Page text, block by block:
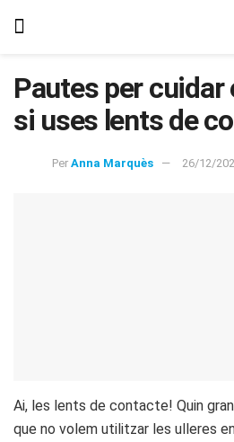
Pautes per cuidar
si uses lents de
Per Anna Marquès 26/12/
Ai, les lents de contacte! Quin
que no volem utilitzar les ulleres